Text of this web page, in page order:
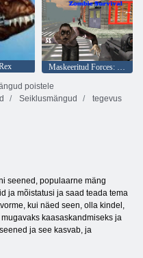
Maskeeritud Forces: Zombie Survival
poistele
Seiklusmängud
tegevus
seened, populaarne mäng
ja mõistatusi ja saad teada tema
kui näed seen, olla kindel,
kaasaskandmiseks ja
ja see kasvab, ja